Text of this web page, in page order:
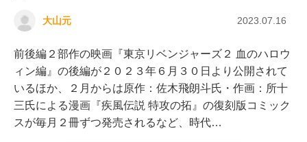
大山元 2023.07.16
前後編２部作の映画『東京リベンジャーズ２ 血のハロウ
ィン編』の後編が２０２３年６月３０日より公開されて
いるほか、２月からは原作：佐木飛朗斗氏・作画：所十
三氏による漫画『疾風伝説 特攻の拓』の復刻版コミック
スが毎月２冊ずつ発売されるなど、時代…